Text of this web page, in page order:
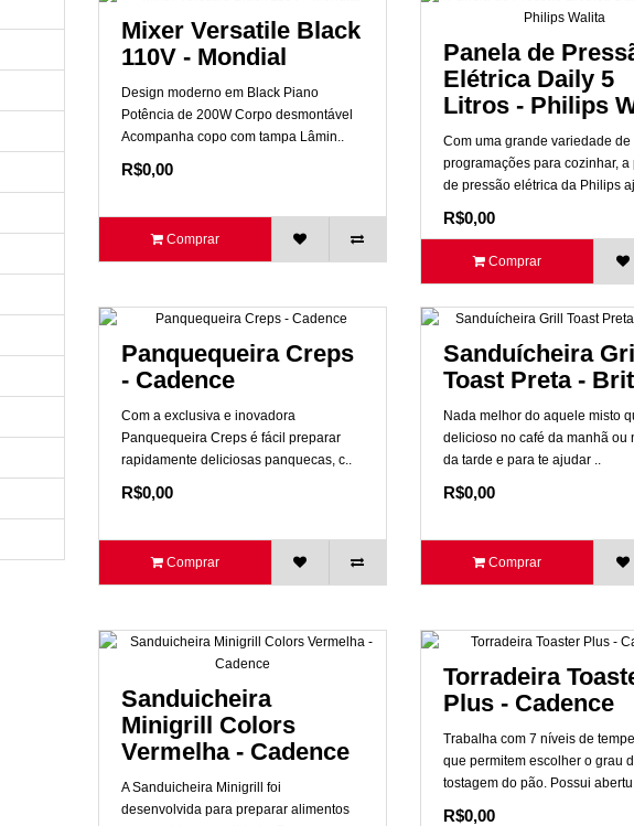
Mixer Versatile Black
110V - Mondial
Design moderno em Black Piano
Potência de 200W Corpo desmontável
Acompanha copo com tampa Lâmin..
R$0,00
Comprar
Panela de
Elétrica Daily 5
Litros - Philips
Com uma grande variedade de
programações para cozinhar, a
de pressão elétrica da Philips
R$0,00
Comprar
Panquequeira Creps
- Cadence
Com a exclusiva e inovadora
Panquequeira Creps é fácil preparar
rapidamente deliciosas panquecas, c..
R$0,00
Comprar
Sanduícheira
Toast Preta -
Nada melhor do aquele misto
delicioso no café da manhã ou
da tarde e para te ajudar ..
R$0,00
Comprar
Sanduicheira
Minigrill Colors
Vermelha - Cadence
A Sanduicheira Minigrill foi
desenvolvida para preparar alimentos
Torradeira
Plus - Cadence
Trabalha com 7 níveis de
que permitem escolher o grau
tostagem do pão. Possui
R$0,00